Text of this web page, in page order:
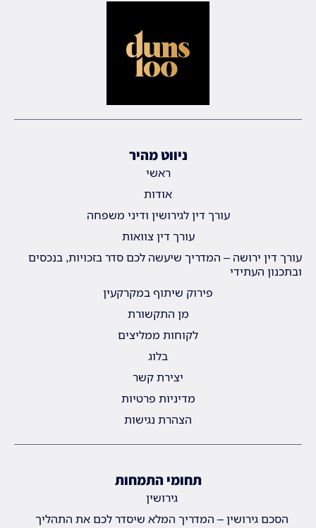
ניווט מהיר
ראשי
אודות
עורך דין לגירושין ודיני משפחה
עורך דין צוואות
עורך דין ירושה – המדריך שיעשה לכם סדר בזכויות, בנכסים
ובתכנון העתידי
פירוק שיתוף במקרקעין
מן התקשורת
לקוחות ממליצים
בלוג
יצירת קשר
מדיניות פרטיות
הצהרת נגישות
תחומי התמחות
גירושין
הסכם גירושין – המדריך המלא שיסדר לכם את התהליך